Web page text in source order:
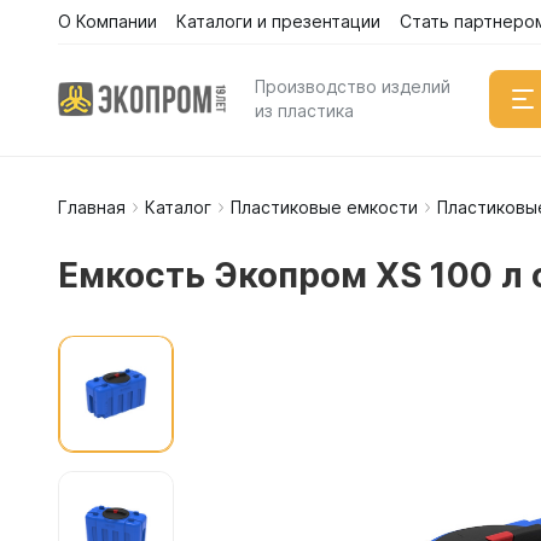
О Компании Каталоги и презентации Стать
Производство изделий
из пластика
Емкости
Главная Каталог Пластиковые емкости
Емкость Экопром XS 100 л